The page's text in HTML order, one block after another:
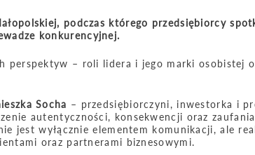
podczas którego przedsiębiorcy
konkurencyjnej.
perspektyw – roli lidera i jego marki osobistej
Socha – przedsiębiorczyni, inwestorka i
autentyczności, konsekwencji oraz
jest wyłącznie elementem komunikacji, ale
oraz partnerami biznesowymi.